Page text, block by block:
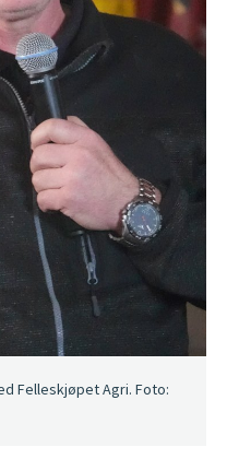
Felleskjøpet Agri. Foto: